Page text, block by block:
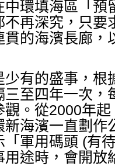
環填海區「預
再深究，只要
的海濱長廊，
有的盛事，根
三至四年一次，
。從2000年
新海濱一直劃作
「軍用碼頭 (有
途時，會開放